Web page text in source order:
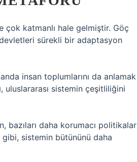
çok katmanlı hale gelmiştir. Göç
sürekli bir adaptasyon
insan toplumlarını da anlamak
uluslararası sistemin çeşitliliğini
bazıları daha korumacı politikalar
sistemin bütününü daha